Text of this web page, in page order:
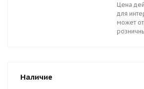
Цена
для
может
Наличие